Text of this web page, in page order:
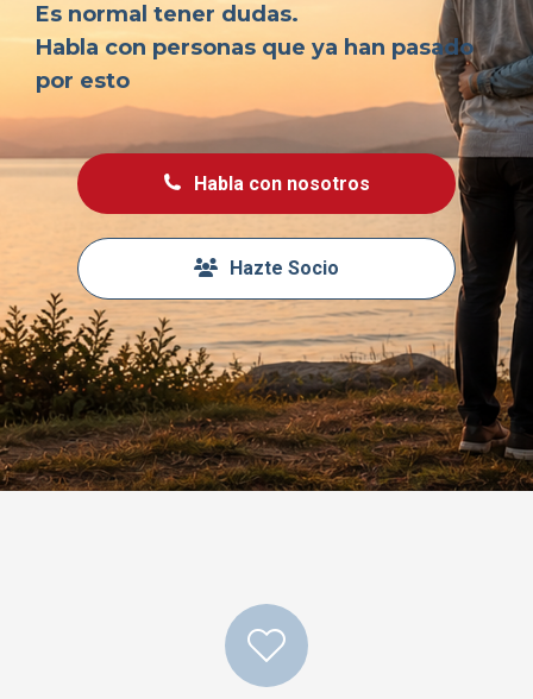
Es normal tener dudas.
Habla con personas que ya han pasado
por esto
Habla con nosotros
Hazte Socio